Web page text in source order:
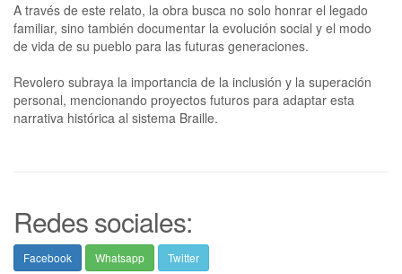
A través de este relato, la obra busca no solo honrar el legado
familiar, sino también documentar la evolución social y el modo
de vida de su pueblo para las futuras generaciones.
Revolero subraya la importancia de la inclusión y la superación
personal, mencionando proyectos futuros para adaptar esta
narrativa histórica al sistema Braille.
Redes sociales:
Facebook Whatsapp Twitter